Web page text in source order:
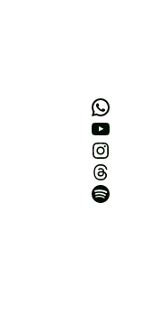
WhatsApp
Youtube
Instagram
Threads
Spotify